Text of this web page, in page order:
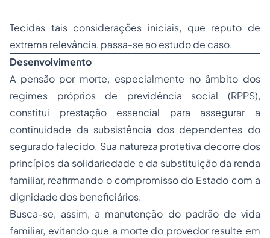
Tecidas tais considerações iniciais, que reputo de
extrema relevância, passa-se ao estudo de caso.
Desenvolvimento
A pensão por morte, especialmente no âmbito dos
regimes próprios de previdência social (RPPS),
constitui prestação essencial para assegurar a
continuidade da subsistência dos dependentes do
segurado falecido. Sua natureza protetiva decorre dos
princípios da solidariedade e da substituição da renda
familiar, reafirmando o compromisso do Estado com a
dignidade dos beneficiários.
Busca-se, assim, a manutenção do padrão de vida
familiar, evitando que a morte do provedor resulte em